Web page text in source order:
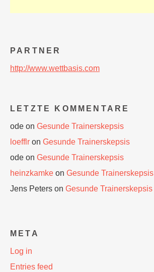
PARTNER
http://www.wettbasis.com
LETZTE KOMMENTARE
ode on Gesunde Trainerskepsis
loefflr on Gesunde Trainerskepsis
ode on Gesunde Trainerskepsis
heinzkamke on Gesunde Trainerskepsis
Jens Peters on Gesunde Trainerskepsis
META
Log in
Entries feed